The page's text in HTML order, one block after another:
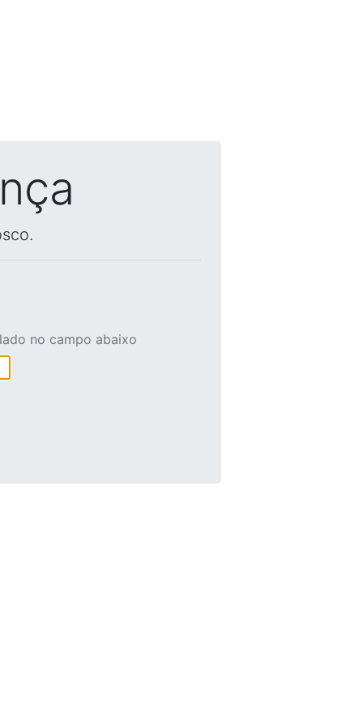
no campo abaixo